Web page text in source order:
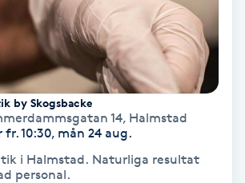
by Skogsbacke
14, Halmstad
fr. 10:30, mån 24 aug.
i Halmstad. Naturliga resultat
personal.